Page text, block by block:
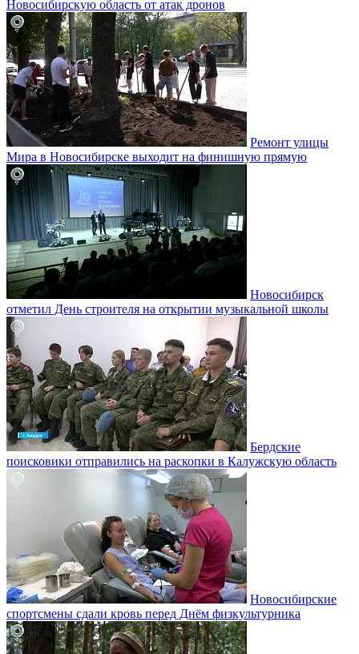
Новосибирскую область от атак дронов
Ремонт улицы
Мира в Новосибирске выходит на финишную прямую
Новосибирск
отметил День строителя на открытии музыкальной школы
Бердские
поисковики отправились на раскопки в Калужскую область
Новосибирские
спортсмены сдали кровь перед Днём физкультурника